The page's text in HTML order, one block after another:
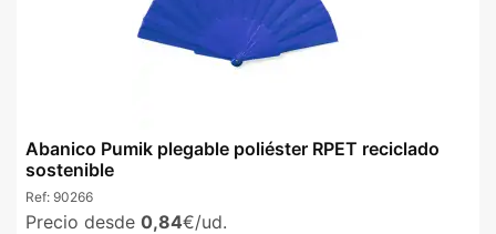
Abanico Pumik plegable poliéster RPET reciclado
sostenible
Ref: 90266
Precio desde 0,84€/ud.